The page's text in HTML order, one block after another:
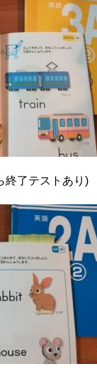
終了テストあり)